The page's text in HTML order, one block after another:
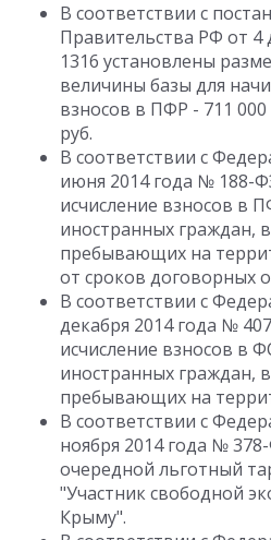
В соответствии с
Правительства РФ от 4
1316 установлены
величины базы для
взносов в ПФР - 711
руб.
В соответствии с
июня 2014 года № 188-
исчисление взносов в
иностранных граждан,
пребывающих на
от сроков договорных
В соответствии с
декабря 2014 года №
исчисление взносов в
иностранных граждан,
пребывающих на
В соответствии с
ноября 2014 года №
очередной льготный
"Участник свободной
Крыму".